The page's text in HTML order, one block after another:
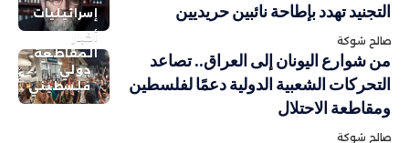
إسرائيليات
التجنيد تهدد بإطاحة نائبين حريديين
صالح شوكة
أخبار
المقاطعة
دولي
فلسطيني
من شوارع اليونان إلى العراق.. تصاعد
التحركات الشعبية الدولية دعمًا لفلسطين
ومقاطعة الاحتلال
صالح شوكة